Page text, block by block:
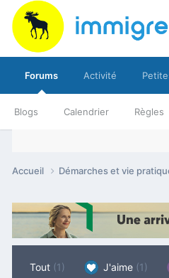
Forums
Blogs Calendrier Règles
Activité
Accueil Démarches et vie
Tout (1) J'aime (1)